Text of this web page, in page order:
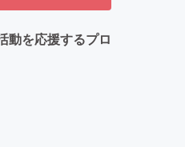
動を応援するプロ